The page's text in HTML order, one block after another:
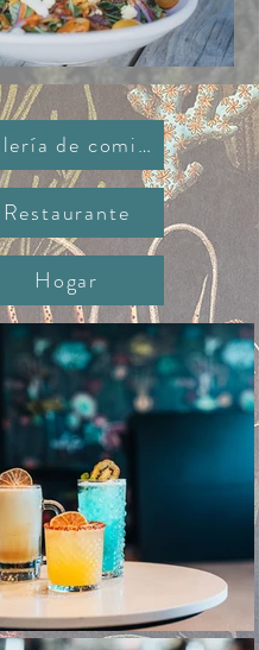
Galería de comida
Restaurante
Hogar